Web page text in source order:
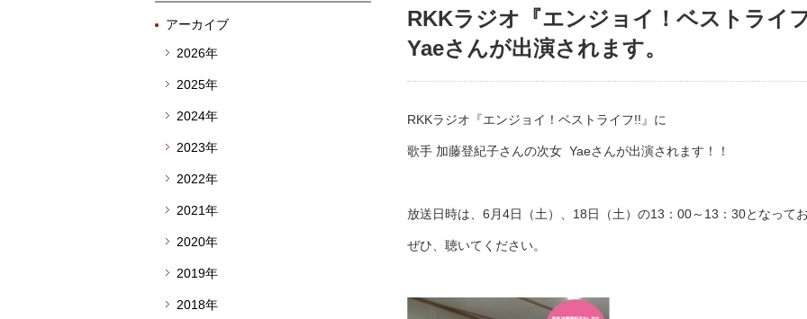
RKKラジオ『エンジョイ！ベストライ
Yaeさんが出演されます。
RKKラジオ『エンジョイ！ベストライフ!!』に
歌手 加藤登紀子さんの次女 Yaeさんが出演されます！！
放送日時は、6月4日（土）、18日（土）の13：00～13：30となってお
ぜひ、聴いてください。
アーカイブ
2026年
2025年
2024年
2023年
2022年
2021年
2020年
2019年
2018年